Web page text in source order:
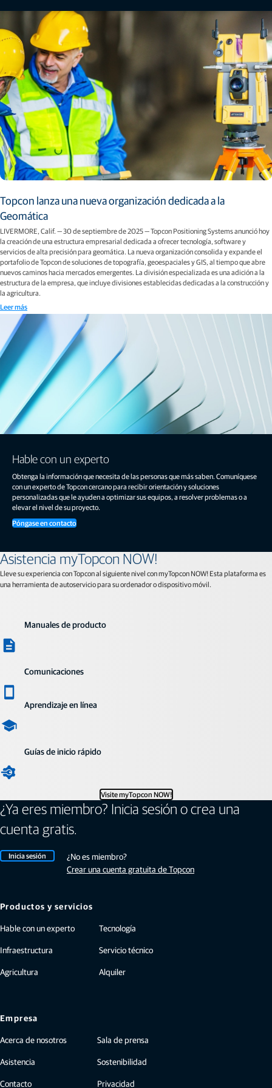
Topcon lanza una nueva organización dedicada a la
Geomática
LIVERMORE, Calif. — 30 de septiembre de 2025 — Topcon Positioning Systems anunció hoy
la creación de una estructura empresarial dedicada a ofrecer tecnología, software y
servicios de alta precisión para geomática. La nueva organización consolida y expande el
portafolio de Topcon de soluciones de topografía, geoespaciales y GIS, al tiempo que abre
nuevos caminos hacia mercados emergentes. La división especializada es una adición a la
estructura de la empresa, que incluye divisiones establecidas dedicadas a la construcción y
la agricultura.
Leer más
Hable con un experto
Obtenga la información que necesita de las personas que más saben. Comuníquese
con un experto de Topcon cercano para recibir orientación y soluciones
personalizadas que le ayuden a optimizar sus equipos, a resolver problemas o a
elevar el nivel de su proyecto.
Póngase en contacto
Asistencia myTopcon NOW!
Lleve su experiencia con Topcon al siguiente nivel con myTopcon NOW! Esta plataforma es
una herramienta de autoservicio para su ordenador o dispositivo móvil.
Manuales de producto
Comunicaciones
Aprendizaje en línea
Guías de inicio rápido
Visite myTopcon NOW!
¿Ya eres miembro? Inicia sesión o crea una
cuenta gratis.
Inicia sesión
¿No es miembro?
Crear una cuenta gratuita de Topcon
Productos y servicios
Hable con un experto
Infraestructura
Agricultura
Tecnología
Servicio técnico
Alquiler
Empresa
Acerca de nosotros
Asistencia
Contacto
Sala de prensa
Sostenibilidad
Privacidad